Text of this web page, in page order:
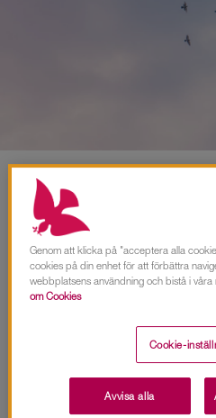
Om att
Vi tar tacksamt emot
bidrar till och gör verklig
verksamheter som arbetar
utsatta
Genom att klicka på "acceptera alla
cookies på din enhet för att förbättra
webbplatsens användning och bistå i våra
om Cookies
Cookie-
Avvisa alla